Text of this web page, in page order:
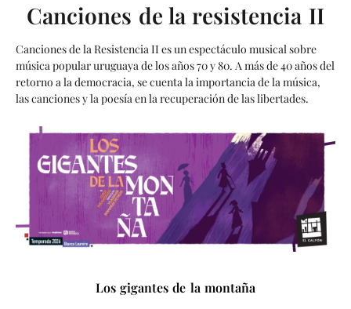
Canciones de la resistencia II
Canciones de la Resistencia II es un espectáculo musical sobre
música popular uruguaya de los años 70 y 80. A más de 40 años del
retorno a la democracia, se cuenta la importancia de la música,
las canciones y la poesía en la recuperación de las libertades.
Los gigantes de la montaña